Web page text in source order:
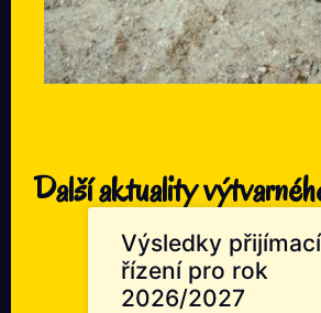
Další aktuality
Výsledky
řízení pro rok
2026/2027